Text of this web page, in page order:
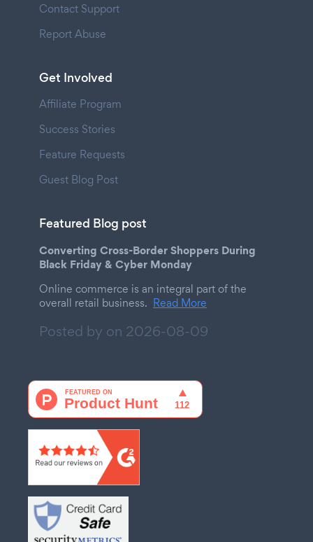
Contact Support
Report Abuse
Get Involved
Affiliate Program
Success Stories
Feature Requests
Guest Blog Post
Featured Blog post
Converting Cross-Border Shoppers During
Black Friday & Cyber Monday
Online commerce is an integral part of the
overall retail business. Read More
Posted by on 2026-08-09